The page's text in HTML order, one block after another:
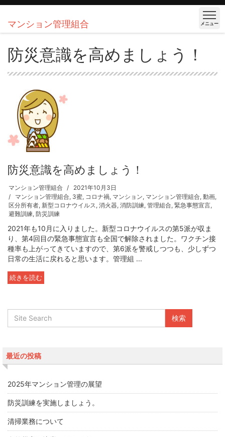
マンション管理組合 メニュー
防災意識を高めましょう！
防災意識を高めましょう！
マンション管理組合
2021年10月3日
マンション管理組合, 3蜜, コロナ禍, マンション, マンション管理組合, 動画,
区分所有者, 新型コロナウイルス , 消火器, 消防訓練, 管理組合, 緊急事態宣言,
避難訓練, 防災訓練
2021年も10月に入りました。新型コロナウイルスの第5派が収ま
り、第4回目の緊急事態宣言も全国で解除されました。ワクチン接
種率も上がってきていますので、第6派を警戒しつつも、少しずつ
日常の生活に戻れると思います。管理組 ...
続きを読む
最近の投稿
2025年マンション管理の展望
防災訓練を実施しましょう。
清掃業務について